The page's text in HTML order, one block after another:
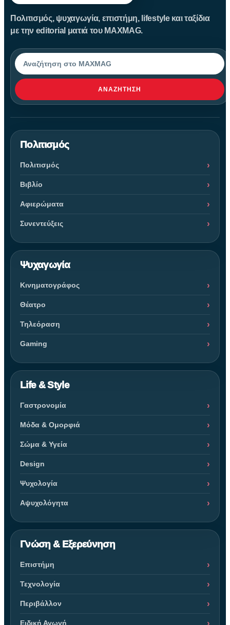
Πολιτισμός, ψυχαγωγία, επιστήμη, lifestyle και ταξίδια
με την editorial ματιά του MAXMAG.
Αναζήτηση
ΑΝΑΖΉΤΗΣΗ
Πολιτισμός
Πολιτισμός
Βιβλίο
Αφιερώματα
Συνεντεύξεις
Ψυχαγωγία
Κινηματογράφος
Θέατρο
Τηλεόραση
Gaming
Life & Style
Γαστρονομία
Μόδα & Ομορφιά
Σώμα & Υγεία
Design
Ψυχολογία
Αψυχολόγητα
Γνώση & Εξερεύνηση
Επιστήμη
Τεχνολογία
Περιβάλλον
Ειδική Αγωγή